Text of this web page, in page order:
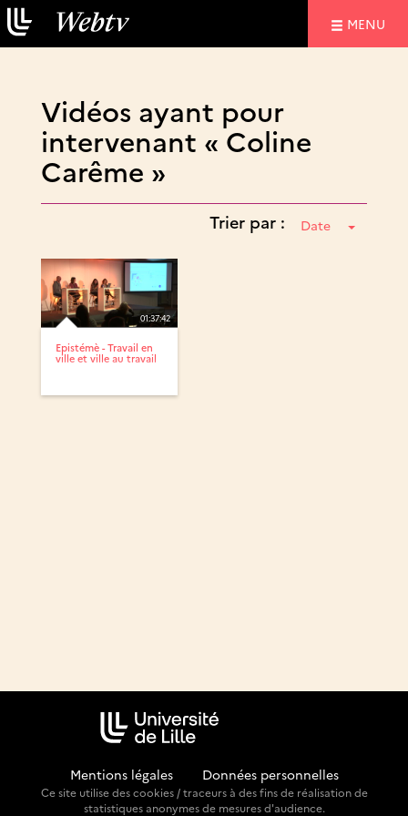
MENU
Vidéos ayant pour
intervenant « Coline
Carême »
Trier par : Date
01:37:42
Epistémè - Travail en
ville et ville au travail
Mentions légales Données personnelles
Ce site utilise des cookies / traceurs à des fins de réalisation de
statistiques anonymes de mesures d'audience.